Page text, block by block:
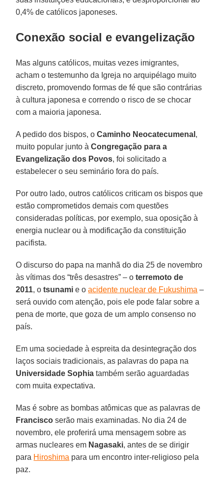
0,4% de católicos japoneses.
Conexão social e evangelização
Mas alguns católicos, muitas vezes imigrantes,
acham o testemunho da Igreja no arquipélago muito
discreto, promovendo formas de fé que são contrárias
à cultura japonesa e correndo o risco de se chocar
com a maioria japonesa.
A pedido dos bispos, oCaminho Neocatecumenal ,
muito popular junto àCongregação para a
Evangelização dos Povos, foi solicitado a
estabelecer o seu seminário fora do país.
Por outro lado, outros católicos criticam os bispos que
estão comprometidos demais com questões
consideradas políticas, por exemplo, sua oposição à
energia nuclear ou à modificação da constituição
pacifista.
O discurso do papa na manhã do dia 25 de novembro
às vítimas dos “três desastres” – oterremoto de
2011, otsunami e oacidente nuclear de Fukushima –
será ouvido com atenção, pois ele pode falar sobre a
pena de morte, que goza de um amplo consenso no
país.
Em uma sociedade à espreita da desintegração dos
laços sociais tradicionais, as palavras do papa na
Universidade Sophia também serão aguardadas
com muita expectativa.
Mas é sobre as bombas atômicas que as palavras de
Francisco serão mais examinadas. No dia 24 de
novembro, ele proferirá uma mensagem sobre as
armas nucleares em Nagasaki, antes de se dirigir
para Hiroshima para um encontro inter-religioso pela
paz.